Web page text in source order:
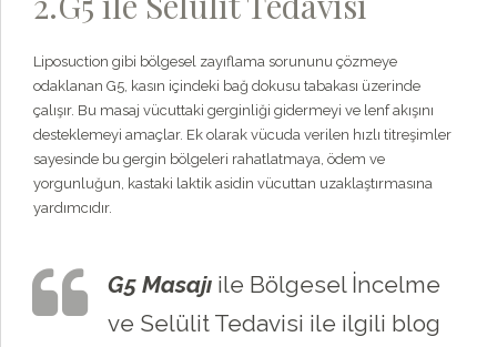
Liposuction gibi bölgesel zayıflama sorununu çözmeye
odaklanan G5, kasın içindeki bağ dokusu tabakası üzerinde
çalışır. Bu masaj vücuttaki gerginliği gidermeyi ve lenf akışını
desteklemeyi amaçlar. Ek olarak vücuda verilen hızlı titreşimler
sayesinde bu gergin bölgeleri rahatlatmaya, ödem ve
yorgunluğun, kastaki laktik asidin vücuttan uzaklaştırmasına
yardımcıdır.
G5 Masajıile Bölgesel İncelme
ve Selülit Tedavisi ile ilgili blog